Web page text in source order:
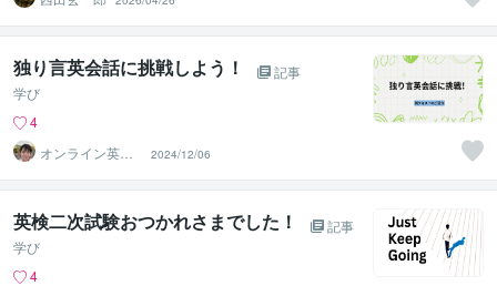
独り言英会話に挑戦しよう！
記事
学び
4
オンライン英会
話講師Hazuki
2024/12/06
英検二次試験おつかれさまでした！
記事
学び
4